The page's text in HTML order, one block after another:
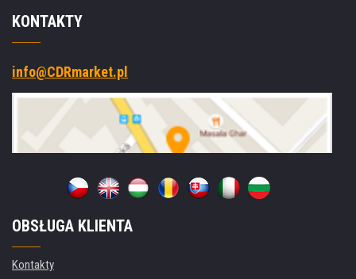
KONTAKTY
info@CDRmarket.pl
OBSŁUGA KLIENTA
Kontakty